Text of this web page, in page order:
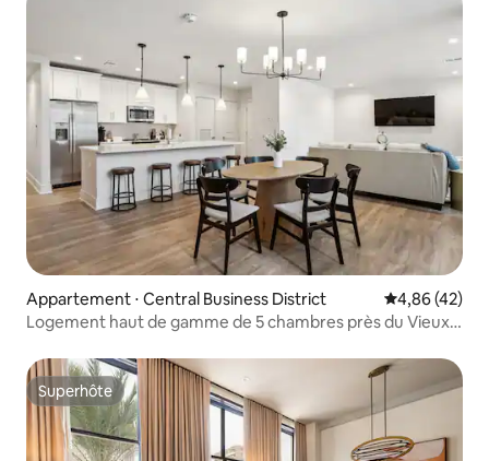
Appartement ⋅ Central Business District Évaluation
4,86 (42)
Logement haut de gamme de 5 chambres près du Vieux
Superhôte
Superhôte